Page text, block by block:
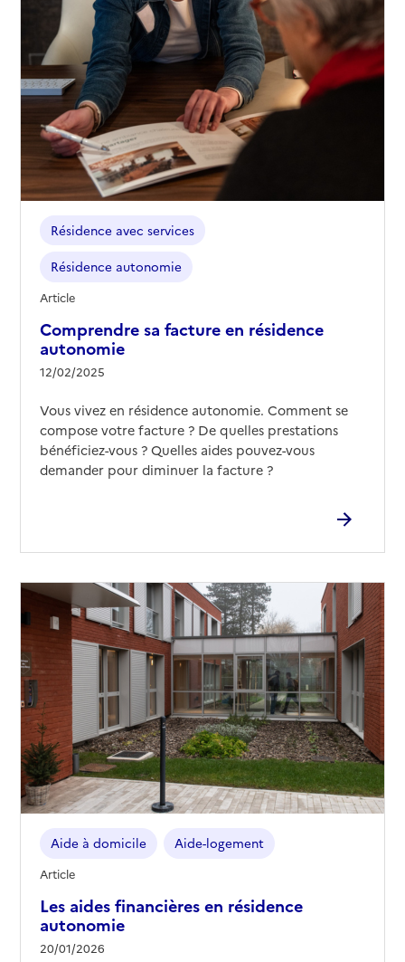
Comprendre sa facture en résidence
autonomie
12/02/2025
Résidence avec services
Résidence autonomie
Article
Vous vivez en résidence autonomie. Comment se
compose votre facture ? De quelles prestations
bénéficiez-vous ? Quelles aides pouvez-vous
demander pour diminuer la facture ?
Les aides financières en résidence
autonomie
20/01/2026
Aide à domicile Aide-logement
Article